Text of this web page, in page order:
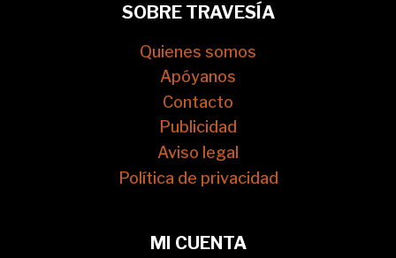
SOBRE TRAVESÍA
Quienes somos
Apóyanos
Contacto
Publicidad
Aviso legal
Política de privacidad
MI CUENTA